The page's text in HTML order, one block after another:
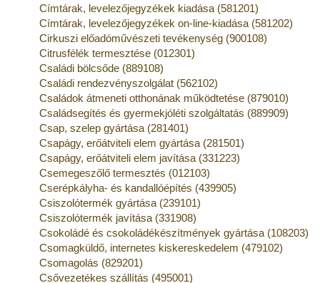
Címtárak, levelezőjegyzékek kiadása (581201)
Címtárak, levelezőjegyzékek on-line-kiadása (581202)
Cirkuszi előadóművészeti tevékenység (900108)
Citrusfélék termesztése (012301)
Családi bölcsőde (889108)
Családi rendezvényszolgálat (562102)
Családok átmeneti otthonának működtetése (879010)
Családsegítés és gyermekjóléti szolgáltatás (889909)
Csap, szelep gyártása (281401)
Csapágy, erőátviteli elem gyártása (281501)
Csapágy, erőátviteli elem javítása (331223)
Csemegeszőlő termesztés (012103)
Cserépkályha- és kandallóépítés (439905)
Csiszolótermék gyártása (239101)
Csiszolótermék javítása (331908)
Csokoládé és csokoládékészítmények gyártása (108203)
Csomagküldő, internetes kiskereskedelem (479102)
Csomagolás (829201)
Csővezetékes szállítás (495001)